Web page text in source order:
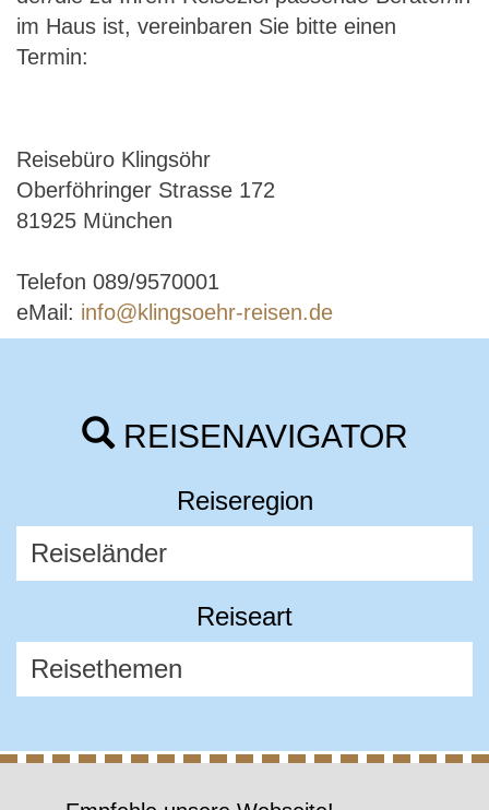
im Haus ist, vereinbaren Sie bitte einen
Termin:
Reisebüro Klingsöhr
Oberföhringer Strasse 172
81925 München
Telefon 089/9570001
eMail: info@klingsoehr-reisen.de
REISENAVIGATOR
Reiseregion
Reiseart